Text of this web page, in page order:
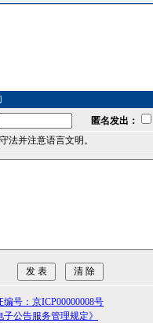
匿名发出：
法并注意语言文明。
号：京ICP00000008号
公告服务管理规定》